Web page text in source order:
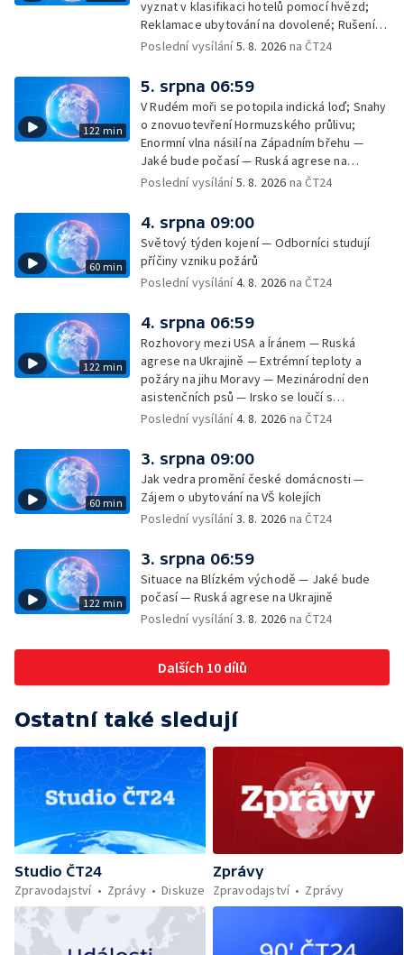
vyznat v klasifikaci hotelů pomocí hvězd;
Reklamace ubytování na dovolené; Rušení
dovolené kvůli přírodním živlům; Práva
na dovolené v zahraničí; Platby a výběry na
dovolené v zahraničí — Těžba léčivé rašeliny
u Malé Morávky
Poslední vysílání5. 8. 2026 na ČT24
122 min
5. srpna 06:59
V Rudém moři se potopila indická loď; Snahy
o znovuotevření Hormuzského průlivu;
Enormní vlna násilí na Západním břehu —
Jaké bude počasí — Ruská agrese na
Ukrajině — Vliv veder na lidské orgány — Při
— Třem obcím na Brněnsku dočasně došla
pitná voda — SP v orientačním běhu v Česku
— Horko a požáry sužují Evropu — Rybářský
příměstský tábor
Poslední vysílání5. 8. 2026 na ČT24
60 min
4. srpna 09:00
Světový týden kojení — Odborníci studují
příčiny vzniku požárů
Poslední vysílání4. 8. 2026 na ČT24
122 min
4. srpna 06:59
Rozhovory mezi USA a Íránem — Ruská
agrese na Ukrajině — Extrémní teploty a
požáry na jihu Moravy — Mezinárodní den
asistenčních psů — Irsko se loučí s
hudebníkem Glenem Hansardem
Poslední vysílání4. 8. 2026 na ČT24
60 min
3. srpna 09:00
Jak vedra promění české domácnosti —
Zájem o ubytování na VŠ kolejích
Poslední vysílání3. 8. 2026 na ČT24
122 min
3. srpna 06:59
Situace na Blízkém východě — Jaké bude
počasí — Ruská agrese na Ukrajině
Poslední vysílání3. 8. 2026 na ČT24
Dalších 10 dílů
Ostatní také sledují
Studio ČT24
Zpravodajství
Zprávy Diskuze
Zprávy
Zpravodajství
Zprávy